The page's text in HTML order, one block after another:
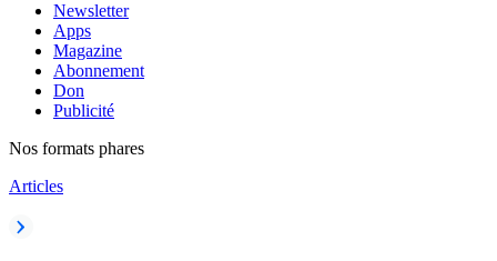
Newsletter
Apps
Magazine
Abonnement
Don
Publicité
Nos formats phares
Articles